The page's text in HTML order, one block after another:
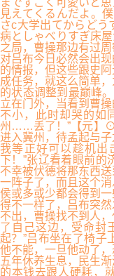
まですごく可愛いと
見えてくるんだよ。
さc大学出てからどう
病としゃべりすぎ床
之局，曹操那边有过
对吕布今日必然会出
的情报，但这些跟史
成任务，就这么简单
的状态调整到最巅
立在门外，当看到曹
不小，此时却哭的如
州……丢了！”【元】
进入冀州，待孟起与
我等正好可以趁机出
下！”张辽看着眼前
不幸被伏德将那东西
一阵子了，而且这个
侯或多或少都会得到
得不一样了，吕布突
不出，曹操找不到人
了自己这边，受命
起？”吕布坐在了椅子
他不能，一旦他动了
五年休养生息，民生
的本钱去跟人硬耗，